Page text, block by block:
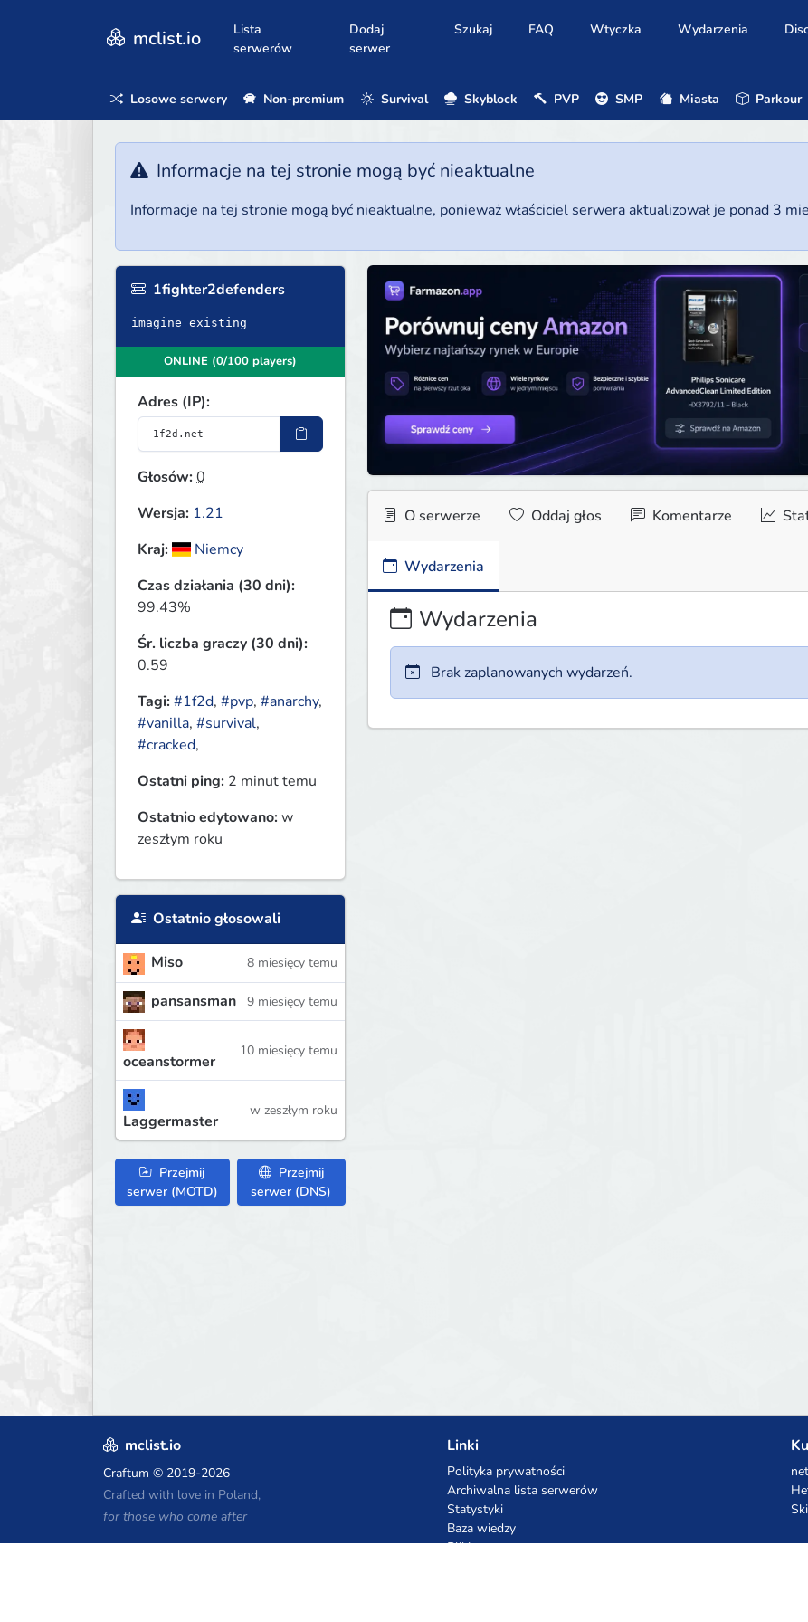
mclist.io
Lista
serwerów
Dodaj
serwer
Szukaj FAQ Wtyczka Wydarzenia
Losowe serwery Non-premium Survival Skyblock PVP SMP Miasta Parkour
Informacje na tej stronie mogą być nieaktualne
Informacje na tej stronie mogą być nieaktualne, ponieważ właściciel serwera aktualizował je ponad 3
1fighter2defenders
imagine existing
ONLINE (0/100 players)
Adres (IP):
Głosów:0
Wersja: 1.21
Kraj:
Niemcy
Czas działania (30 dni):
99.43%
Śr. liczba graczy (30 dni):
0.59
Tagi:#1f2d, #pvp, #anarchy,
#vanilla, #survival,
#cracked,
Ostatni ping: 2 minut temu
Ostatnio edytowano:w
zeszłym roku
Ostatnio głosowali
Miso 8 miesięcy temu
pansansman 9 miesięcy temu
oceanstormer
10 miesięcy temu
Laggermaster
w zeszłym roku
Przejmij
serwer (MOTD)
Przejmij
serwer (DNS)
O serwerze Oddaj głos Komentarze
Wydarzenia
Wydarzenia
Brak zaplanowanych wydarzeń.
mclist.io
Craftum © 2019-2026
Crafted with love in Poland,
for those who come after
Linki
Polityka prywatności
Archiwalna lista serwerów
Statystyki
Baza wiedzy
Pliki